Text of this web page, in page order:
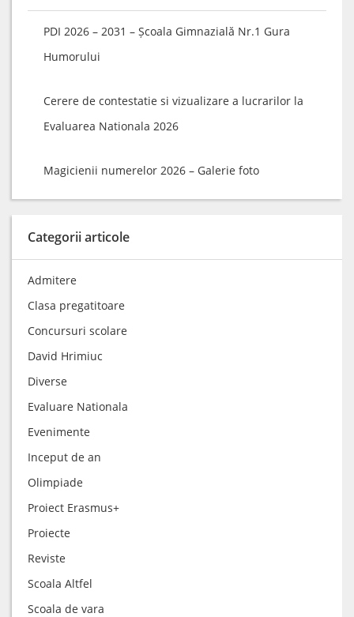
PDI 2026 – 2031 – Școala Gimnazială Nr.1 Gura
Humorului
Cerere de contestatie si vizualizare a lucrarilor la
Evaluarea Nationala 2026
Magicienii numerelor 2026 – Galerie foto
Categorii articole
Admitere
Clasa pregatitoare
Concursuri scolare
David Hrimiuc
Diverse
Evaluare Nationala
Evenimente
Inceput de an
Olimpiade
Proiect Erasmus+
Proiecte
Reviste
Scoala Altfel
Scoala de vara